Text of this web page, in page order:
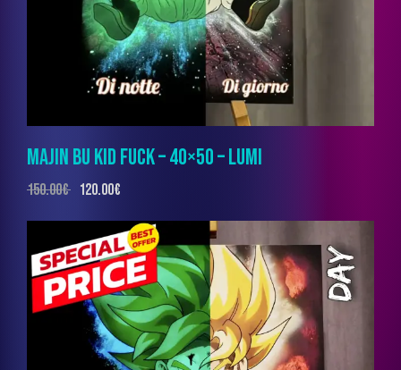
MAJIN BU KID FUCK – 40×50 – LUMI
150.00€ 120.00€